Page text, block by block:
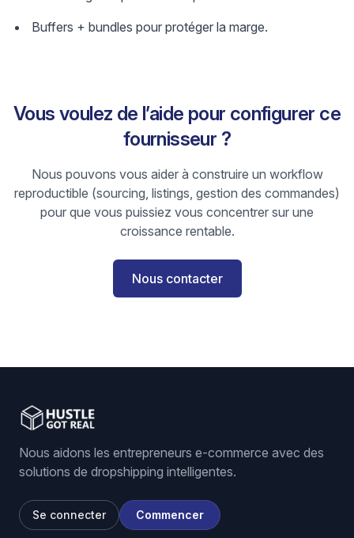
Buffers + bundles pour protéger la marge.
Vous voulez de l’aide pour configurer ce
fournisseur ?
Nous pouvons vous aider à construire un workflow
reproductible (sourcing, listings, gestion des commandes)
pour que vous puissiez vous concentrer sur une
croissance rentable.
Nous contacter
Nous aidons les entrepreneurs e-commerce avec des
solutions de dropshipping intelligentes.
Se connecter Commencer